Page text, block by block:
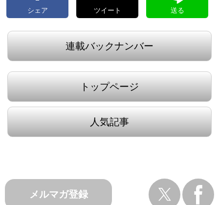
シェア ツイート 送る
連載バックナンバー
トップページ
人気記事
メルマガ登録